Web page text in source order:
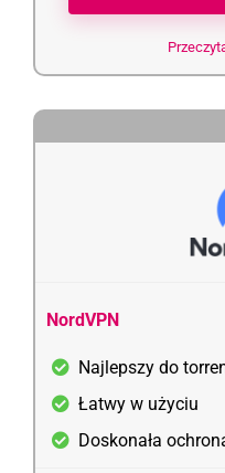
NordVPN
Najlepszy do
Łatwy w użyciu
Doskonała